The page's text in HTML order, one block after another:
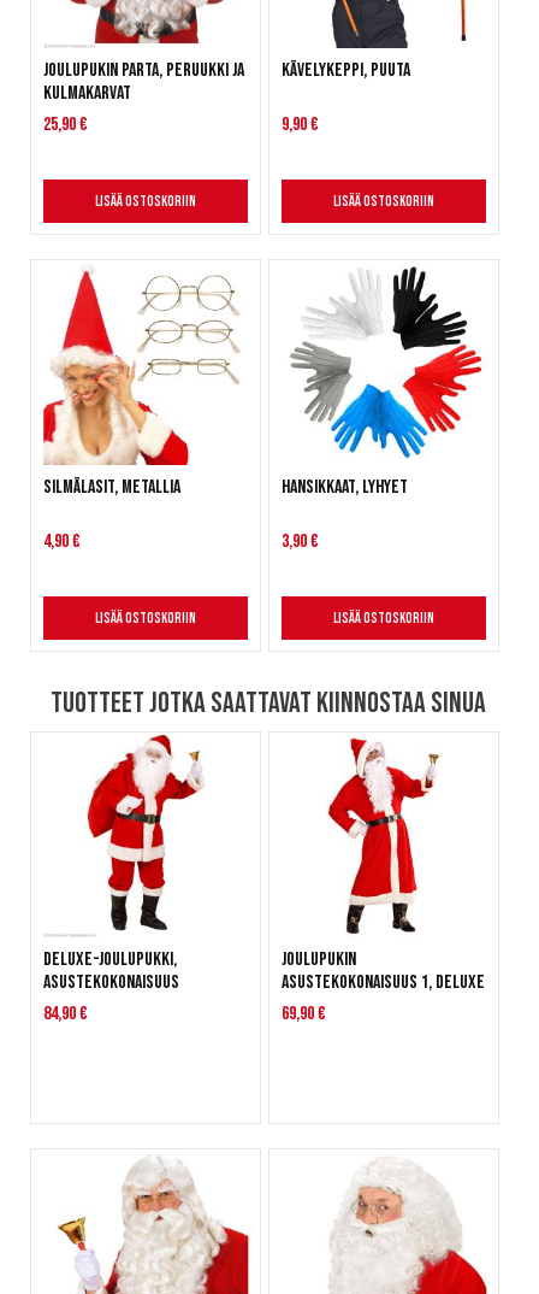
Joulupukin parta, peruukki ja
kulmakarvat
25,90 €
Lisää ostoskoriin
Kävelykeppi, puuta
9,90 €
Lisää ostoskoriin
Silmälasit, metallia
4,90 €
Lisää ostoskoriin
Hansikkaat, lyhyet
3,90 €
Lisää ostoskoriin
Tuotteet jotka saattavat kiinnostaa sinua
Deluxe-Joulupukki,
asustekokonaisuus
84,90 €
Joulupukin
asustekokonaisuus 1, deluxe
69,90 €